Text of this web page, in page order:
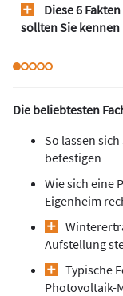
Diese 6
sollten Sie kennen
Die beliebtesten
So lassen
befestigen
Wie sich eine
Eigenheim
Aufstellung
Typische
Photovoltaik-